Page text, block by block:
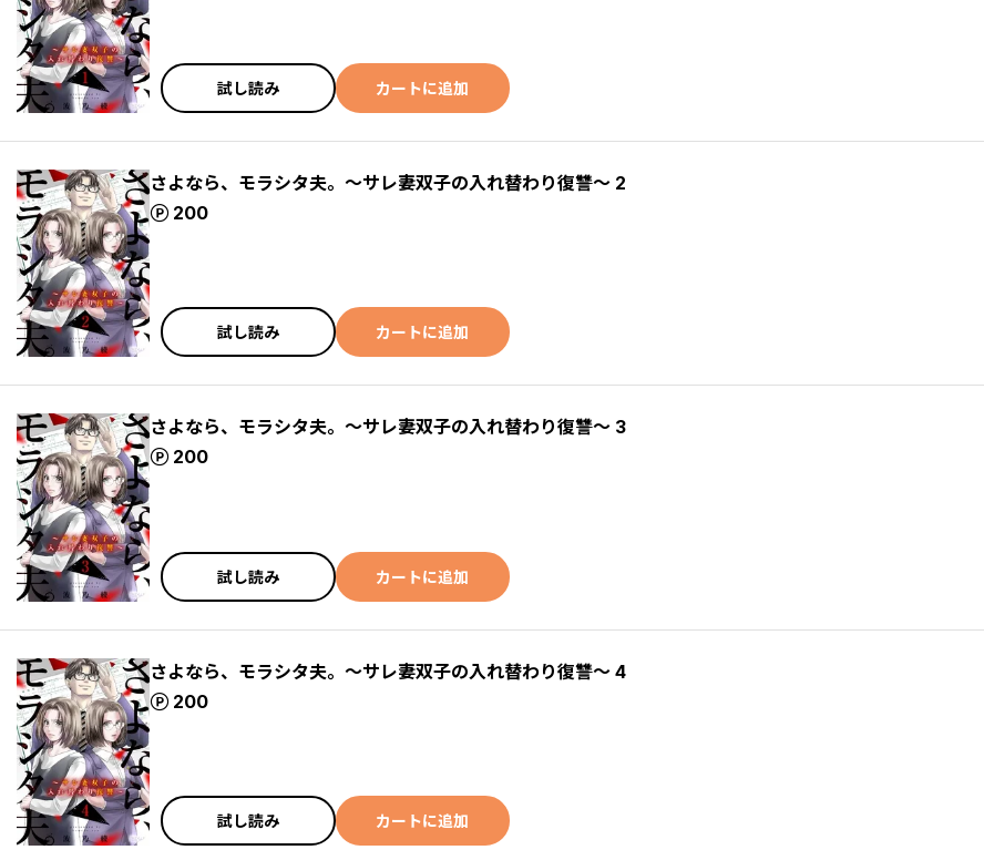
試し読み カートに追加
さよなら、モラシタ夫。～サレ妻双子の入れ替わり復讐～ 2
200
ポイント
試し読み カートに追加
さよなら、モラシタ夫。～サレ妻双子の入れ替わり復讐～ 3
200
ポイント
試し読み カートに追加
さよなら、モラシタ夫。～サレ妻双子の入れ替わり復讐～ 4
200
ポイント
試し読み カートに追加